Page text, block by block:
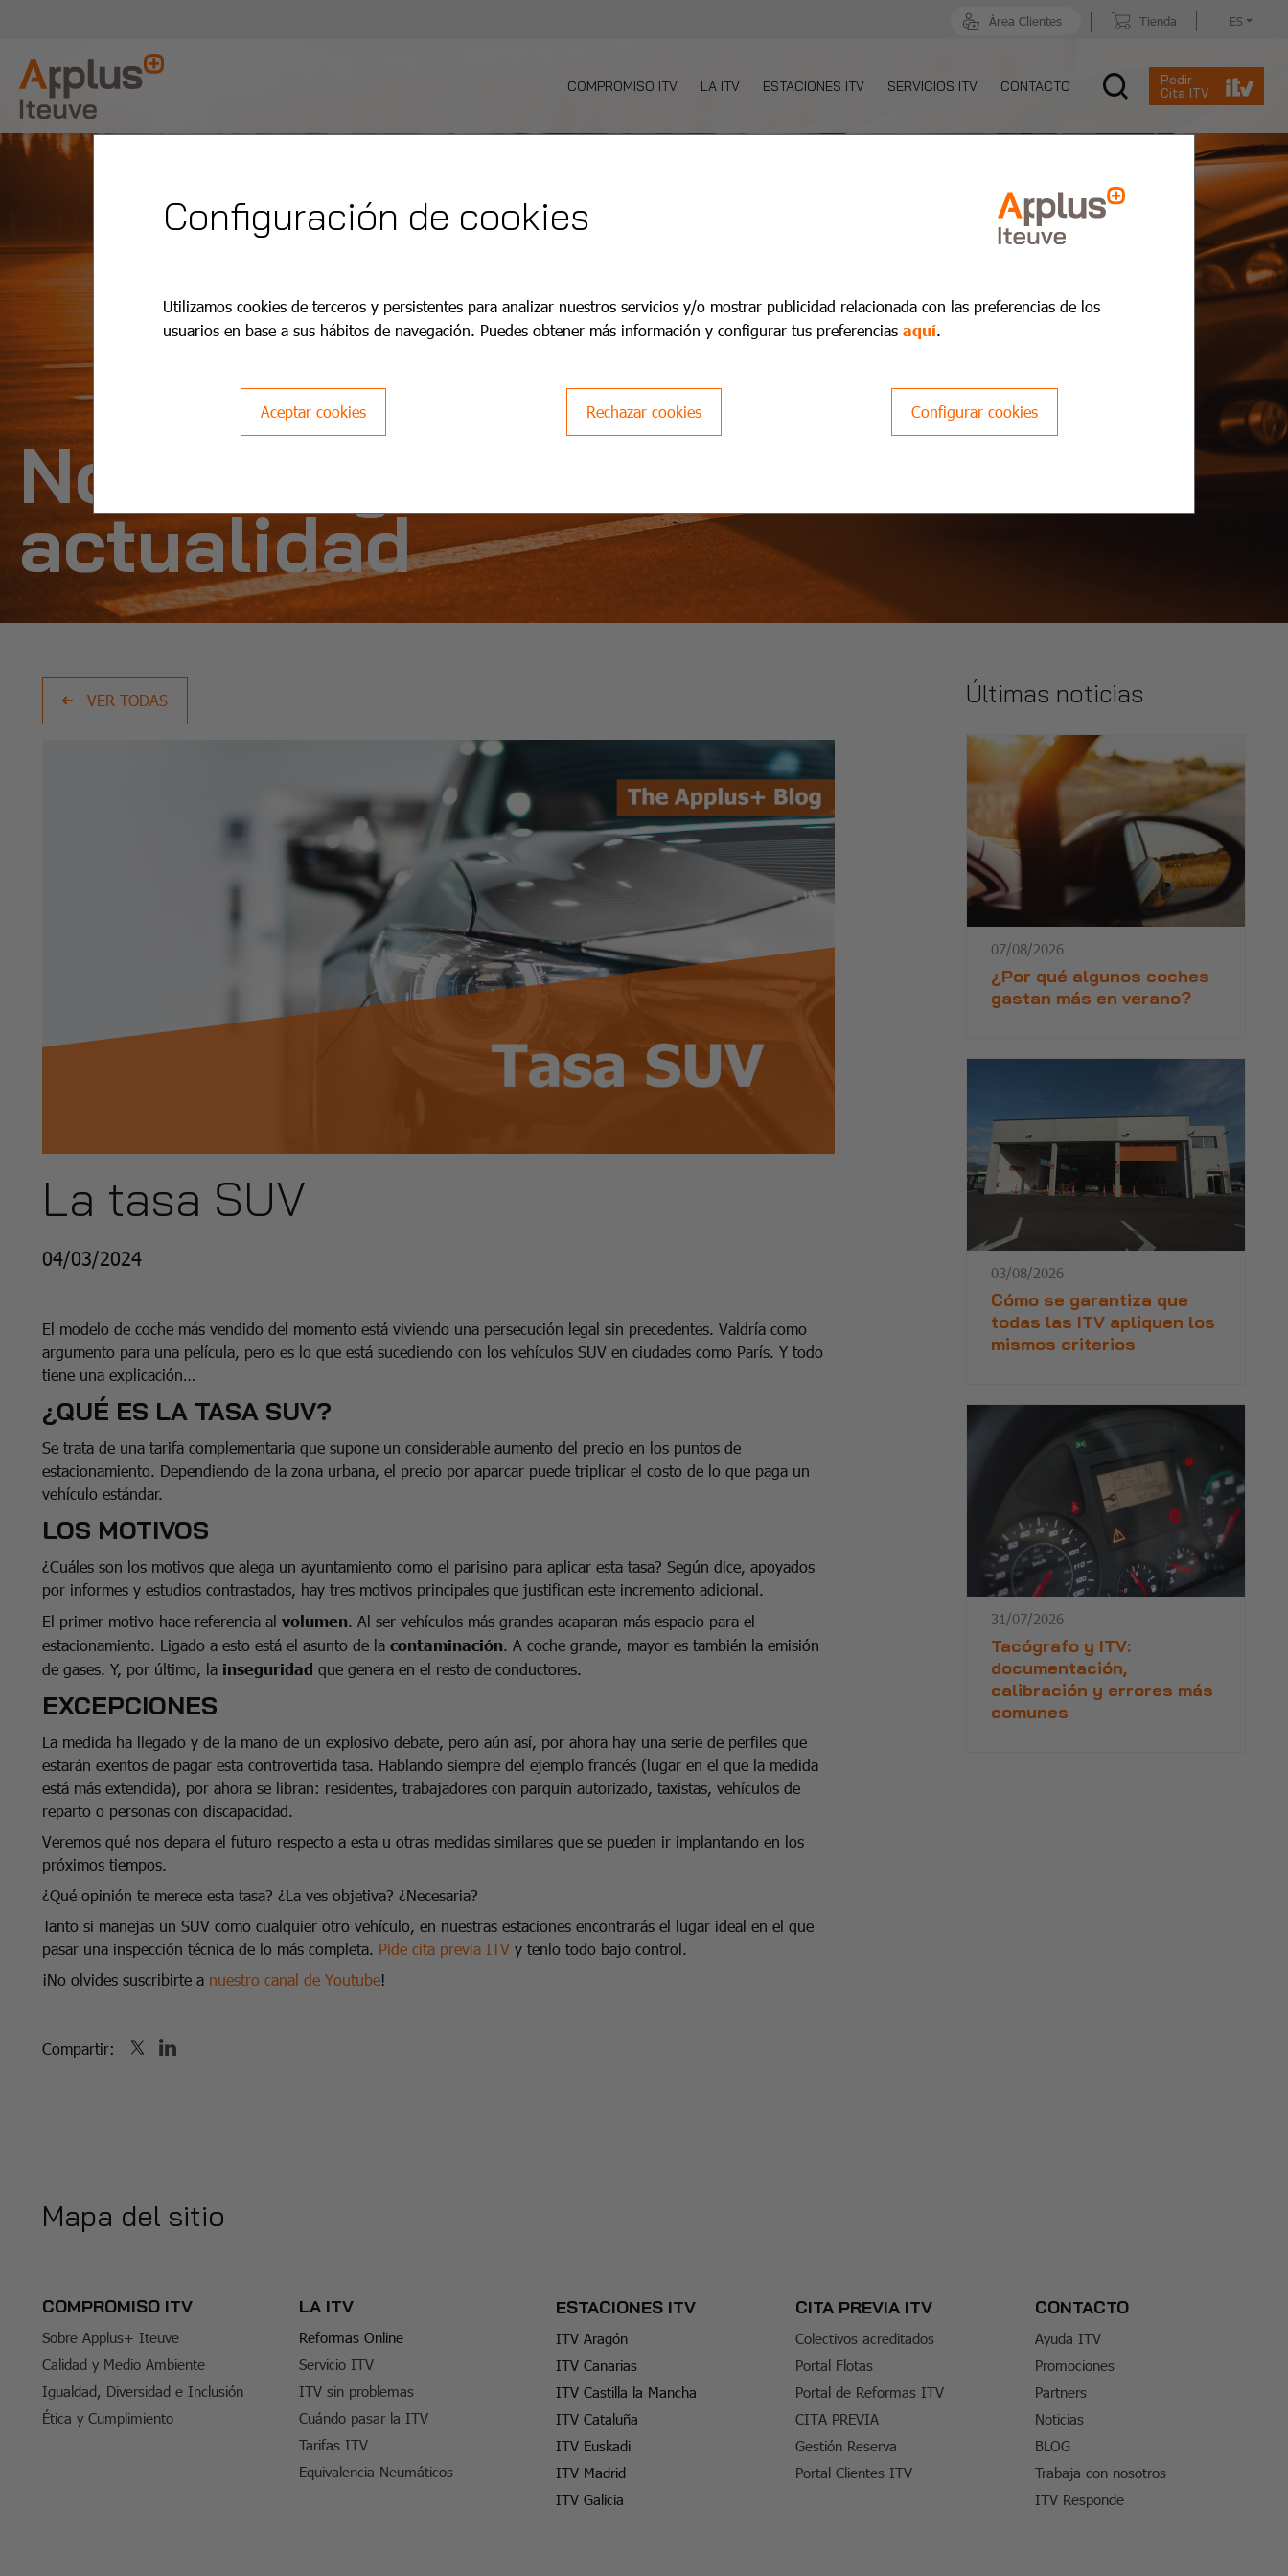
Área Clientes Tienda ES
COMPROMISO ITV LA ITV ESTACIONES ITV SERVICIOS ITV CONTACTO
Pedir
Cita ITV
Noticias y
actualidad
VER TODAS
La tasa SUV
04/03/2024
El modelo de coche más vendido del momento está viviendo una persecución legal sin precedentes. Valdría como
argumento para una película, pero es lo que está sucediendo con los vehículos SUV en ciudades como París. Y todo
tiene una explicación…
¿QUÉ ES LA TASA SUV?
Se trata de una tarifa complementaria que supone un considerable aumento del precio en los puntos de
estacionamiento. Dependiendo de la zona urbana, el precio por aparcar puede triplicar el costo de lo que paga un
vehículo estándar.
LOS MOTIVOS
¿Cuáles son los motivos que alega un ayuntamiento como el parisino para aplicar esta tasa? Según dice, apoyados
por informes y estudios contrastados, hay tres motivos principales que justifican este incremento adicional.
El primer motivo hace referencia al volumen. Al ser vehículos más grandes acaparan más espacio para el
estacionamiento. Ligado a esto está el asunto de la contaminación. A coche grande, mayor es también la emisión
de gases. Y, por último, la inseguridad que genera en el resto de conductores.
EXCEPCIONES
La medida ha llegado y de la mano de un explosivo debate, pero aún así, por ahora hay una serie de perfiles que
estarán exentos de pagar esta controvertida tasa. Hablando siempre del ejemplo francés (lugar en el que la medida
está más extendida), por ahora se libran: residentes, trabajadores con parquin autorizado, taxistas, vehículos de
reparto o personas con discapacidad.
Veremos qué nos depara el futuro respecto a esta u otras medidas similares que se pueden ir implantando en los
próximos tiempos.
¿Qué opinión te merece esta tasa? ¿La ves objetiva? ¿Necesaria?
Tanto si manejas un SUV como cualquier otro vehículo, en nuestras estaciones encontrarás el lugar ideal en el que
pasar una inspección técnica de lo más completa. Pide cita previa ITV y tenlo todo bajo control.
¡No olvides suscribirte a nuestro canal de Youtube!
Compartir:
Últimas noticias
07/08/2026
¿Por qué algunos coches
gastan más en verano?
03/08/2026
Cómo se garantiza que
todas las ITV apliquen los
mismos criterios
31/07/2026
Tacógrafo y ITV:
documentación,
calibración y errores más
comunes
Mapa del sitio
COMPROMISO ITV
Sobre Applus+ Iteuve
Calidad y Medio Ambiente
Igualdad, Diversidad e Inclusión
Ética y Cumplimiento
LA ITV
Reformas Online
Servicio ITV
ITV sin problemas
Cuándo pasar la ITV
Tarifas ITV
Equivalencia Neumáticos
ESTACIONES ITV
ITV Aragón
ITV Canarias
ITV Castilla la Mancha
ITV Cataluña
ITV Euskadi
ITV Madrid
ITV Galicia
CITA PREVIA ITV
Colectivos acreditados
Portal Flotas
Portal de Reformas ITV
CITA PREVIA
Gestión Reserva
Portal Clientes ITV
CONTACTO
Ayuda ITV
Promociones
Partners
Noticias
BLOG
Trabaja con nosotros
ITV Responde
Configuración de cookies
Utilizamos cookies de terceros y persistentes para analizar nuestros servicios y/o mostrar publicidad relacionada con las preferencias de los
usuarios en base a sus hábitos de navegación. Puedes obtener más información y configurar tus preferencias aquí.
Aceptar cookies Rechazar cookies Configurar cookies